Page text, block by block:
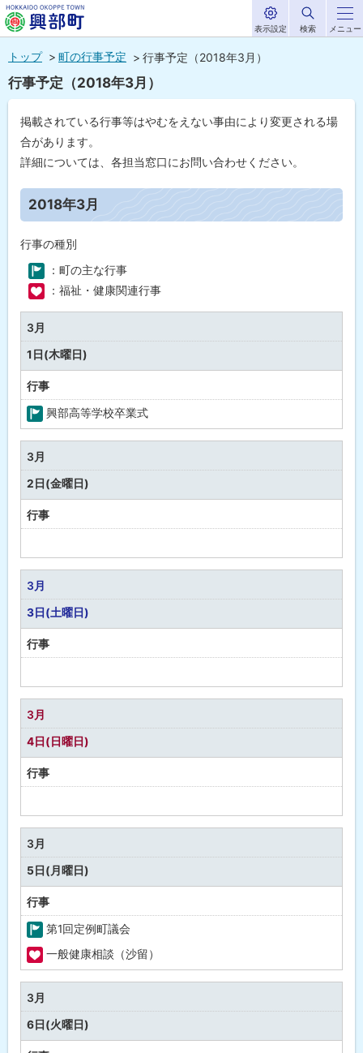
へ
北海道興部
町
HOKKAIDO OKOPPE TOWN
メニュー
表示設定 検索
トップ 町の行事予定 行事予定（2018年3月）
行事予定（2018年3月）
掲載されている行事等はやむをえない事由により変更される場
合があります。
詳細については、各担当窓口にお問い合わせください。
ペ
ー
ジ
内
目
次
01
8
年
0
3
月
2018年3月
行事の種別
：町の主な行事
：福祉・健康関連行事
3月
1日(木曜日)
行事
町
の
行
事
興部高等学校卒業式
3月
2日(金曜日)
行事
定
な
し
3月
3日(土曜日)
行事
定
な
し
3月
4日(日曜日)
行事
定
な
し
3月
5日(月曜日)
行事
町
の
行
事
第1回定例町議会
福
祉
・
健
一般健康相談（沙留）
3月
6日(火曜日)